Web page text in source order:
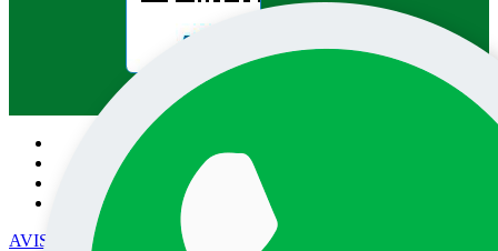
Pesquisa no site:
AVISO DE PRIVACIDADE
• EPEC - Empresa Prudentina de